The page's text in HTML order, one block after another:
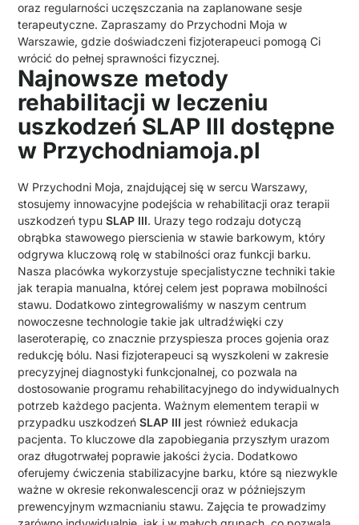
oraz regularności uczęszczania na zaplanowane sesje
terapeutyczne. Zapraszamy do Przychodni Moja w
Warszawie, gdzie doświadczeni fizjoterapeuci pomogą Ci
wrócić do pełnej sprawności fizycznej.
Najnowsze metody
rehabilitacji w leczeniu
uszkodzeń SLAP III dostępne
w Przychodniamoja.pl
W Przychodni Moja, znajdującej się w sercu Warszawy,
stosujemy innowacyjne podejścia w rehabilitacji oraz terapii
uszkodzeń typuSLAP III. Urazy tego rodzaju dotyczą
obrąbka stawowego pierscienia w stawie barkowym, który
odgrywa kluczową rolę w stabilności oraz funkcji barku.
Nasza placówka wykorzystuje specjalistyczne techniki takie
jak terapia manualna, której celem jest poprawa mobilności
stawu. Dodatkowo zintegrowaliśmy w naszym centrum
nowoczesne technologie takie jak ultradźwięki czy
laseroterapię, co znacznie przyspiesza proces gojenia oraz
redukcję bólu. Nasi fizjoterapeuci są wyszkoleni w zakresie
precyzyjnej diagnostyki funkcjonalnej, co pozwala na
dostosowanie programu rehabilitacyjnego do indywidualnych
potrzeb każdego pacjenta. Ważnym elementem terapii w
przypadku uszkodzeńSLAP III jest również edukacja
pacjenta. To kluczowe dla zapobiegania przyszłym urazom
oraz długotrwałej poprawie jakości życia. Dodatkowo
oferujemy ćwiczenia stabilizacyjne barku, które są niezwykle
ważne w okresie rekonwalescencji oraz w późniejszym
prewencyjnym wzmacnianiu stawu. Zajęcia te prowadzimy